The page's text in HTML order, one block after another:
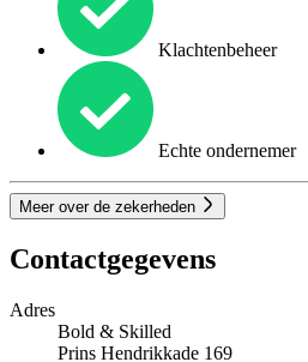
Klachtenbeheer
Echte ondernemer
Meer over de zekerheden
Contactgegevens
Adres
Bold & Skilled
Prins Hendrikkade 169